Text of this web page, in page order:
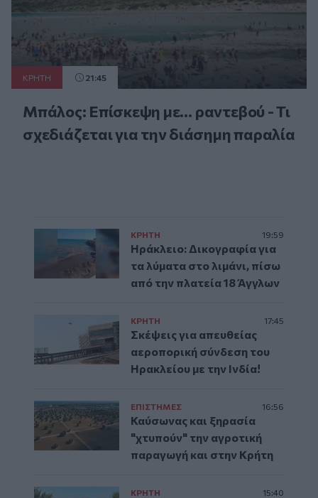
ΚΡΗΤΗ 21:45
Μπάλος: Επίσκεψη με… ραντεβού - Τι
σχεδιάζεται για την διάσημη παραλία
ΚΡΗΤΗ 19:59
Ηράκλειο: Δικογραφία για
τα λύματα στο λιμάνι, πίσω
από την πλατεία 18 Άγγλων
ΚΡΗΤΗ 17:45
Σκέψεις για απευθείας
αεροπορική σύνδεση του
Ηρακλείου με την Ινδία!
ΕΠΙΣΤΗΜΕΣ 16:56
Καύσωνας και ξηρασία
"χτυπούν" την αγροτική
παραγωγή και στην Κρήτη
ΚΡΗΤΗ 15:40